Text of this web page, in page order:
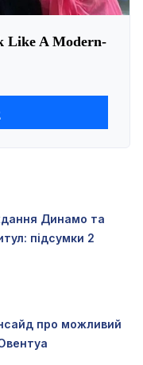
Динамо та
підсумки 2
про можливий